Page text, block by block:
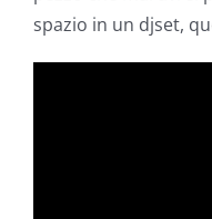
spazio in un djset,